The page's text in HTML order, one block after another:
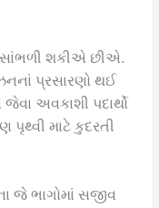
શકીએ છીએ.
પ્રસારણો થઈ
અવકાશી પદાર્થો
માટે કુદરતી
જે ભાગોમાં સજીવ